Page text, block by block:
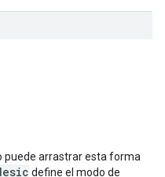
puede arrastrar esta forma
define el modo de